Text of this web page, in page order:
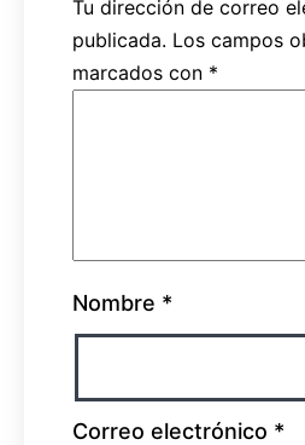
Tu dirección de correo
publicada. Los campos
marcados con *
Nombre *
Correo electrónico *